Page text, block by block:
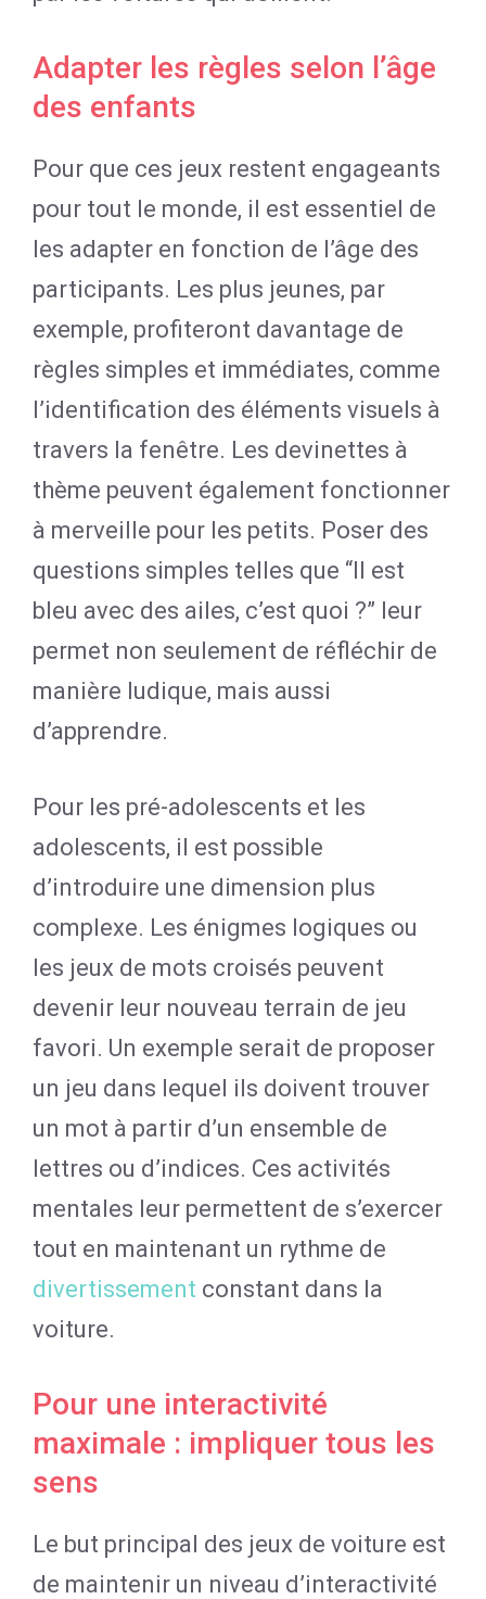
Adapter les règles selon l’âge
des enfants
Pour que ces jeux restent engageants
pour tout le monde, il est essentiel de
les adapter en fonction de l’âge des
participants. Les plus jeunes, par
exemple, profiteront davantage de
règles simples et immédiates, comme
l’identification des éléments visuels à
travers la fenêtre. Les devinettes à
thème peuvent également fonctionner
à merveille pour les petits. Poser des
questions simples telles que “Il est
bleu avec des ailes, c’est quoi ?” leur
permet non seulement de réfléchir de
manière ludique, mais aussi
d’apprendre.
Pour les pré-adolescents et les
adolescents, il est possible
d’introduire une dimension plus
complexe. Les énigmes logiques ou
les jeux de mots croisés peuvent
devenir leur nouveau terrain de jeu
favori. Un exemple serait de proposer
un jeu dans lequel ils doivent trouver
un mot à partir d’un ensemble de
lettres ou d’indices. Ces activités
mentales leur permettent de s’exercer
tout en maintenant un rythme de
divertissement constant dans la
voiture.
Pour une interactivité
maximale : impliquer tous les
sens
Le but principal des jeux de voiture est
de maintenir un niveau d’interactivité